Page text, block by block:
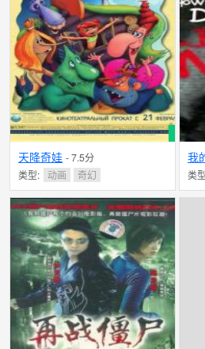
天降奇娃 - 7.5分
类型:
动画 奇幻
我
N/A
类